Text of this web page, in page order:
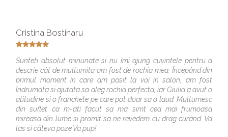
Cristina Bostinaru
Sunteti absolut minunate si nu îmi ajung cuvintele pentru a
descrie cât de multumita am fost de rochia mea. Începând din
primul moment in care am pasit la voi in salon, am fost
îndrumata si ajutata sa aleg rochia perfecta, iar Giulia a avut o
atitudine si o franchete pe care pot doar sa o laud. Multumesc
din suflet ca m-ati facut sa ma simt cea mai frumoasa
mireasa din lume si promit sa ne revedem cu drag curând. Va
las si câteva poze Va pup!